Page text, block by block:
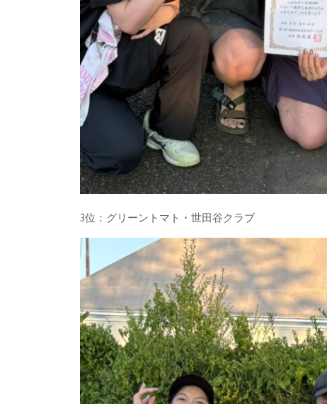
3位：グリーントマト・世田谷クラブ